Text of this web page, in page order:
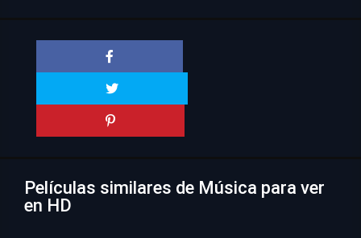
Películas similares de Música para ver
en HD